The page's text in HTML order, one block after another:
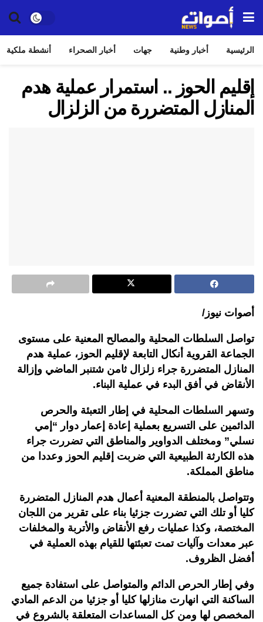
الرئيسية أخبار وطنية جهات أخبار الصحراء أنشطة ملكية
إقليم الحوز .. استمرار عملية هدم
المنازل المتضررة من الزلزال
أصوات نيوز/
تواصل السلطات المحلية والمصالح المعنية على مستوى
الجماعة القروية أنكال التابعة لإقليم الحوز، عملية هدم
المنازل المتضررة جراء زلزال ثامن شتنبر الماضي وإزالة
الأنقاض في أفق البدء في عملية البناء.
وتسهر السلطات المحلية في إطار التعبئة والحرص
الدائمين على التسريع بعملية إعادة إعمار دوار “إمي
نسلي” ومختلف الدواوير والمناطق التي تضررت جراء
هذه الكارثة الطبيعية التي ضربت إقليم الحوز وعددا من
مناطق المملكة.
وتتواصل بالمنطقة المعنية أعمال هدم المنازل المتضررة
كليا أو تلك التي تضررت جزئيا بناء على تقرير من اللجان
المختصة، وكذا عمليات رفع الأنقاض والأتربة والمخلفات
عبر معدات وآليات تمت تعبئتها للقيام بهذه العملية في
أفضل الظروف.
وفي إطار الحرص الدائم والمتواصل على استفادة جميع
الساكنة التي انهارت منازلها كليا أو جزئيا من الدعم المادي
المخصص لها ومن كل المساعدات المتعلقة بالشروع في